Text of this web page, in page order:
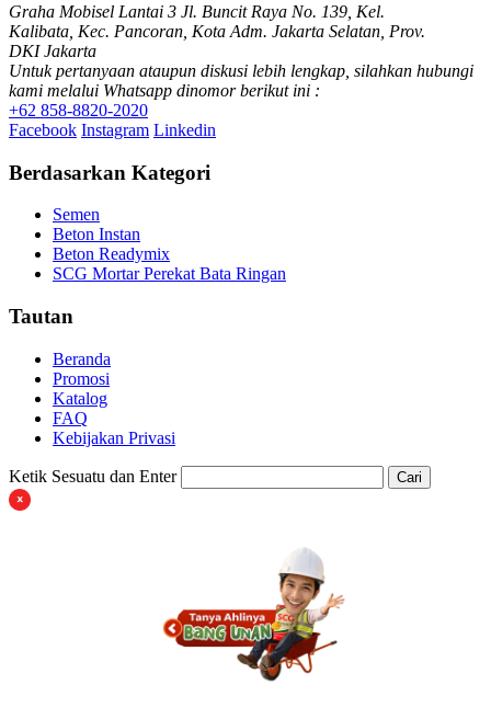
Graha Mobisel Lantai 3 Jl. Buncit Raya No. 139, Kel.
Kalibata, Kec. Pancoran, Kota Adm. Jakarta Selatan, Prov.
DKI Jakarta
Untuk pertanyaan ataupun diskusi lebih lengkap, silahkan hubungi
kami melalui Whatsapp dinomor berikut ini :
+62 858-8820-2020
Facebook Instagram Linkedin
Berdasarkan Kategori
Semen
Beton Instan
Beton Readymix
SCG Mortar Perekat Bata Ringan
Tautan
Beranda
Promosi
Katalog
FAQ
Kebijakan Privasi
Ketik Sesuatu dan Enter Cari